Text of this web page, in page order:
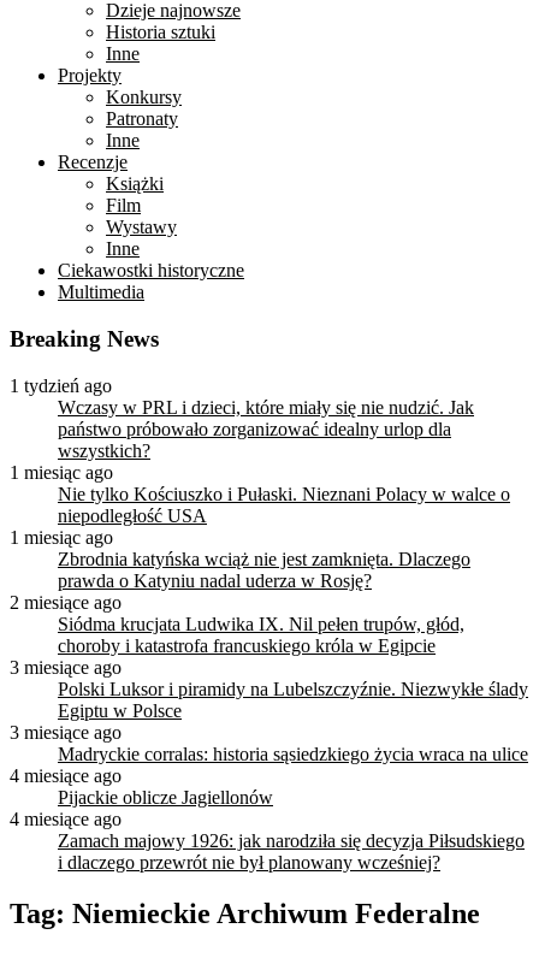
Dzieje najnowsze
Historia sztuki
Inne
Projekty
Konkursy
Patronaty
Inne
Recenzje
Książki
Film
Wystawy
Inne
Ciekawostki historyczne
Multimedia
Breaking News
1 tydzień ago
Wczasy w PRL i dzieci, które miały się nie nudzić. Jak
państwo próbowało zorganizować idealny urlop dla
wszystkich?
1 miesiąc ago
Nie tylko Kościuszko i Pułaski. Nieznani Polacy w walce o
niepodległość USA
1 miesiąc ago
Zbrodnia katyńska wciąż nie jest zamknięta. Dlaczego
prawda o Katyniu nadal uderza w Rosję?
2 miesiące ago
Siódma krucjata Ludwika IX. Nil pełen trupów, głód,
choroby i katastrofa francuskiego króla w Egipcie
3 miesiące ago
Polski Luksor i piramidy na Lubelszczyźnie. Niezwykłe ślady
Egiptu w Polsce
3 miesiące ago
Madryckie corralas: historia sąsiedzkiego życia wraca na ulice
4 miesiące ago
Pijackie oblicze Jagiellonów
4 miesiące ago
Zamach majowy 1926: jak narodziła się decyzja Piłsudskiego
i dlaczego przewrót nie był planowany wcześniej?
Tag: Niemieckie Archiwum Federalne